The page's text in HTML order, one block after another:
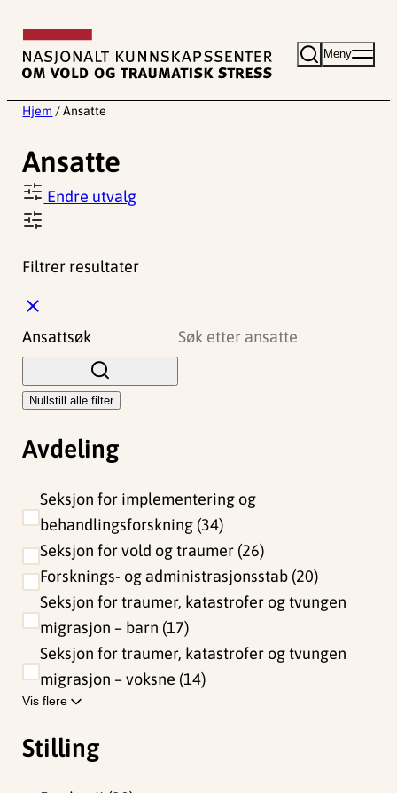
innhold
Meny
Hjem / Ansatte
Ansatte
Endre utvalg
Filtrer resultater
u
k
k
Ansattsøk
Nullstill alle filter
Avdeling
Seksjon for implementering og
behandlingsforskning 34
Seksjon for vold og traumer 26
Forsknings- og administrasjonsstab 20
Seksjon for traumer, katastrofer og tvungen
migrasjon – barn 17
Seksjon for traumer, katastrofer og tvungen
migrasjon – voksne 14
Vis flere
Stilling